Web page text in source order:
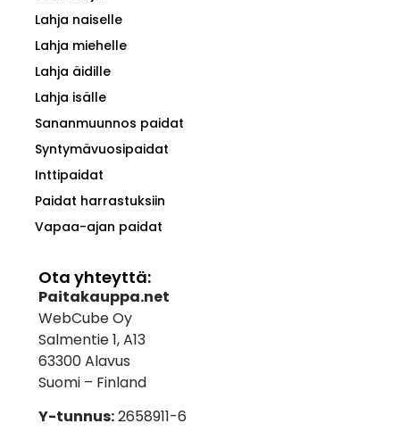
Lahja naiselle
Lahja miehelle
Lahja äidille
Lahja isälle
Sananmuunnos paidat
Syntymävuosipaidat
Inttipaidat
Paidat harrastuksiin
Vapaa-ajan paidat
Ota yhteyttä:
Paitakauppa.net
WebCube Oy
Salmentie 1, A13
63300 Alavus
Suomi – Finland
Y-tunnus:2658911-6